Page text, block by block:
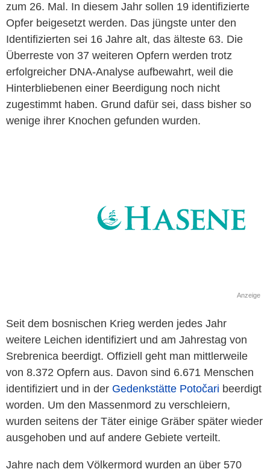
zum 26. Mal. In diesem Jahr sollen 19 identifizierte
Opfer beigesetzt werden. Das jüngste unter den
Identifizierten sei 16 Jahre alt, das älteste 63. Die
Überreste von 37 weiteren Opfern werden trotz
erfolgreicher DNA-Analyse aufbewahrt, weil die
Hinterbliebenen einer Beerdigung noch nicht
zugestimmt haben. Grund dafür sei, dass bisher so
wenige ihrer Knochen gefunden wurden.
Anzeige
Seit dem bosnischen Krieg werden jedes Jahr
weitere Leichen identifiziert und am Jahrestag von
Srebrenica beerdigt. Offiziell geht man mittlerweile
von 8.372 Opfern aus. Davon sind 6.671 Menschen
identifiziert und in der Gedenkstätte Potočari beerdigt
worden. Um den Massenmord zu verschleiern,
wurden seitens der Täter einige Gräber später wieder
ausgehoben und auf andere Gebiete verteilt.
Jahre nach dem Völkermord wurden an über 570